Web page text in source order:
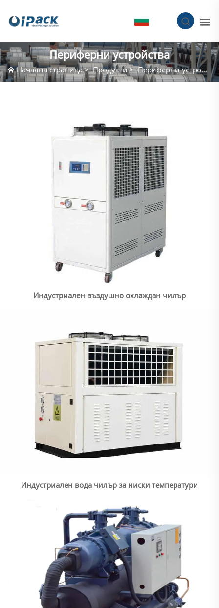
Периферни устройства
Начална страница>Продукти>Периферни устройства
Индустриален въздушно охлаждан чилър
Индустриален вода чилър за ниски температури